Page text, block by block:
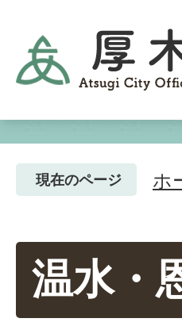
現在のページ ホ
温水・